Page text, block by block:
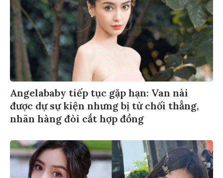
Angelababy tiếp tục gặp hạn: Van nài
được dự sự kiện nhưng bị từ chối thẳng,
nhãn hàng đòi cắt hợp đồng